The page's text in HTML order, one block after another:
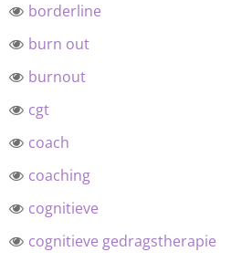
borderline
burn out
burnout
cgt
coach
coaching
cognitieve
cognitieve gedragstherapie